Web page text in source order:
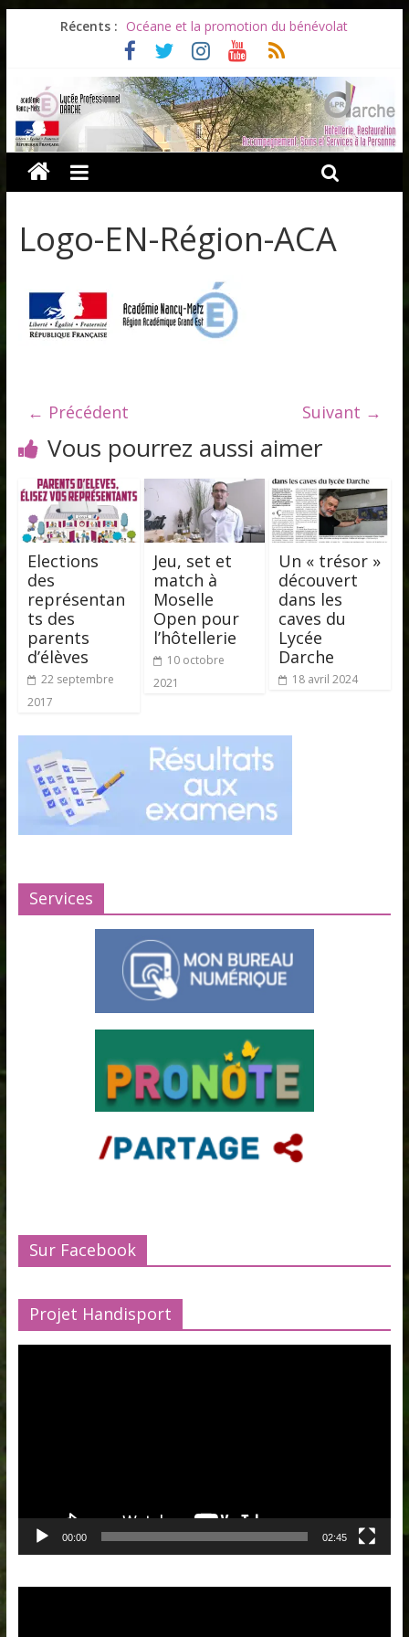
Récents :
Les ULiS en haut du podium
Océane et la promotion du bénévolat
Bonnes vacances à tous !
Infos rentrée septembre 2026
Soirée d’adieux au Lycée Darche
Logo-EN-Région-ACA
← Précédent Suivant →
Vous pourrez aussi aimer
Elections
des
représentan
ts des
parents
d’élèves
22 septembre
2017
Jeu, set et
match à
Moselle
Open pour
l’hôtellerie
10 octobre
2021
Un « trésor »
découvert
dans les
caves du
Lycée
Darche
18 avril 2024
Services
Sur Facebook
Projet Handisport
00:00 02:45